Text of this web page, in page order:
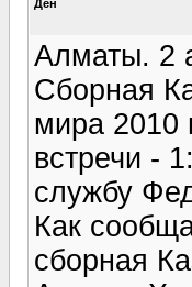
Ден
Алматы. 2
Сборная
мира 2010
встречи -
службу
Как
сборная